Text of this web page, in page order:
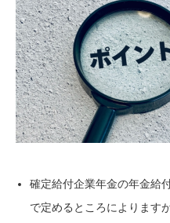
確定給付企業年金の年金給
で定めるところによります